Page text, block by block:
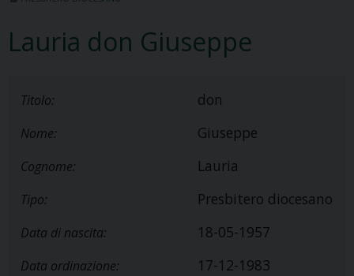
Lauria don Giuseppe
Titolo: don
Nome: Giuseppe
Cognome: Lauria
Tipo: Presbitero diocesano
Data di nascita: 18-05-1957
Data ordinazione: 17-12-1983